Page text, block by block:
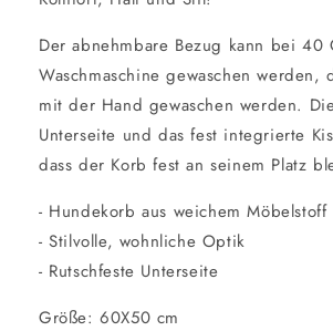
Der abnehmbare Bezug kann bei
Waschmaschine gewaschen werden,
mit der Hand gewaschen werden.
Unterseite und das fest integrierte
dass der Korb fest an seinem Platz
- Hundekorb aus weichem Möbelstoff
- Stilvolle, wohnliche Optik
- Rutschfeste Unterseite
Größe: 60X50 cm